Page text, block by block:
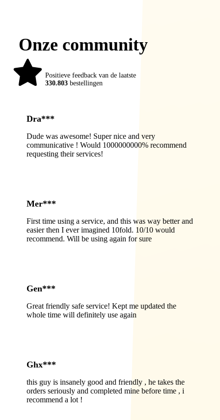
Onze community
Positieve feedback van de laatste
330.803 bestellingen
Dra***
Dude was awesome! Super nice and very
communicative ! Would 1000000000% recommend
requesting their services!
Mer***
First time using a service, and this was way better and
easier then I ever imagined 10fold. 10/10 would
recommend. Will be using again for sure
Gen***
Great friendly safe service! Kept me updated the
whole time will definitely use again
Ghx***
this guy is insanely good and friendly , he takes the
orders seriously and completed mine before time , i
recommend a lot !